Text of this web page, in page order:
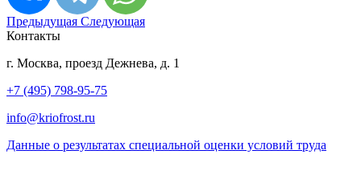
Предыдущая Следующая
Контакты
г. Москва, проезд Дежнева, д. 1
+7 (495) 798-95-75
info@kriofrost.ru
Данные о результатах специальной оценки условий труда